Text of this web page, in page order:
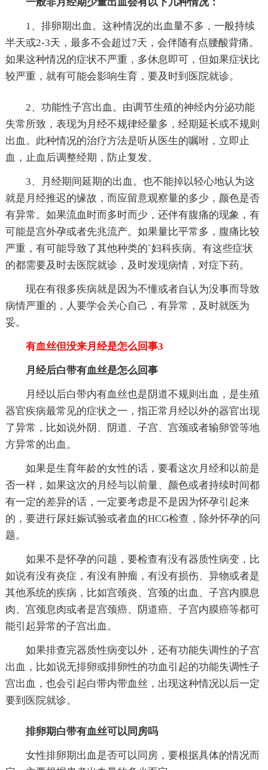
1、排卵期出血。这种情况的出血量不多，一般持续
半天或2-3天，最多不会超过7天，会伴随有点腰酸背痛。
如果这种情况的症状不严重，多休息即可，但如果症状比
较严重，就有可能会影响生育，要及时到医院就诊。
2、功能性子宫出血。由调节生殖的神经内分泌功能
失常所致，表现为月经不规律经量多，经期延长或不规则
出血。此种情况的治疗方法是听从医生的嘱咐，立即止
血，止血后调整经期，防止复发。
3、月经期间延期的出血。也不能掉以轻心地认为这
就是月经推迟的缘故，而应留意观察量的多少，颜色是否
有异常。如果流血时而多时而少，还伴有腹痛的现象，有
可能是宫外孕或者先兆流产。如果量比平常多，腹痛比较
严重，有可能导致了其他种类的`妇科疾病。有这些症状
的都需要及时去医院就诊，及时发现病情，对症下药。
现在有很多疾病就是因为不懂或者自认为没事而导致
病情严重的，人要学会关心自己，有异常，及时就医为
妥。
有血丝但没来月经是怎么回事3
月经后白带有血丝是怎么回事
月经以后白带内有血丝也是阴道不规则出血，是生殖
器官疾病最常见的症状之一，指正常月经以外的器官出现
了异常，比如说外阴、阴道、子宫、宫颈或者输卵管等地
方异常的出血。
如果是生育年龄的女性的话，要看这次月经和以前是
否一样，如果这次的月经与以前量、颜色或者持续时间都
有一定的差异的话，一定要考虑是不是因为怀孕引起来
的，要进行尿妊娠试验或者血的HCG检查，除外怀孕的问
题。
如果不是怀孕的问题，要检查有没有器质性病变，比
如说有没有炎症，有没有肿瘤，有没有损伤、异物或者是
其他系统的疾病，比如宫颈炎、宫颈的出血、子宫内膜息
肉、宫颈息肉或者是宫颈癌、阴道癌、子宫内膜癌等都可
能引起异常的子宫出血。
如果排查完器质性病变以外，还有功能失调性的子宫
出血，比如说无排卵或排卵性的功血引起的功能失调性子
宫出血，也会引起白带内带血丝，出现这种情况以后一定
要到医院就诊。
排卵期白带有血丝可以同房吗
女性排卵期出血是否可以同房，要根据具体的情况而